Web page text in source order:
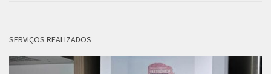
SERVIÇOS REALIZADOS